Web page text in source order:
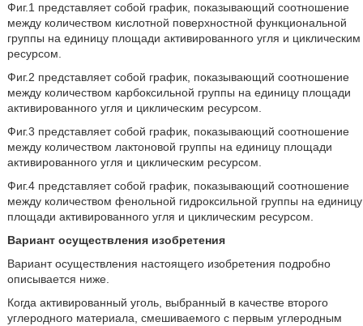
Фиг.1 представляет собой график, показывающий соотношение
между количеством кислотной поверхностной функциональной
группы на единицу площади активированного угля и циклическим
ресурсом.
Фиг.2 представляет собой график, показывающий соотношение
между количеством карбоксильной группы на единицу площади
активированного угля и циклическим ресурсом.
Фиг.3 представляет собой график, показывающий соотношение
между количеством лактоновой группы на единицу площади
активированного угля и циклическим ресурсом.
Фиг.4 представляет собой график, показывающий соотношение
между количеством фенольной гидроксильной группы на единицу
площади активированного угля и циклическим ресурсом.
Вариант осуществления изобретения
Вариант осуществления настоящего изобретения подробно
описывается ниже.
Когда активированный уголь, выбранный в качестве второго
углеродного материала, смешиваемого с первым углеродным